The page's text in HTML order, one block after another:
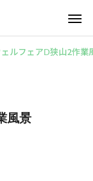
ルフェアⅮ狭山2作業
風景